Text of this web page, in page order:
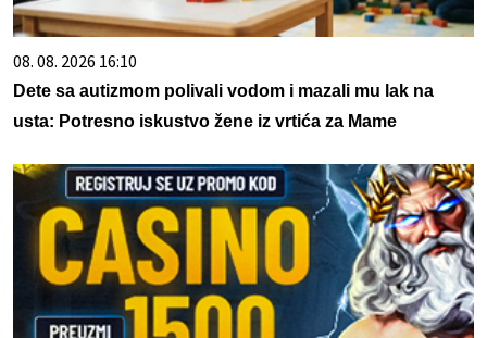
08. 08. 2026 16:10
Dete sa autizmom polivali vodom i mazali mu lak na
usta: Potresno iskustvo žene iz vrtića za Mame